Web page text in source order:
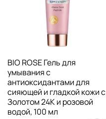
BIO ROSE Гель для
умывания с
антиоксидантами для
сияющей и гладкой кожи c
Золотом 24К и розовой
водой, 100 мл